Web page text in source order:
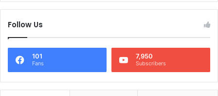
Follow Us
101
Fans
7,950
Subscribers